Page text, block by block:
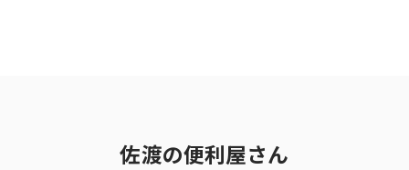
佐渡の便利屋さん